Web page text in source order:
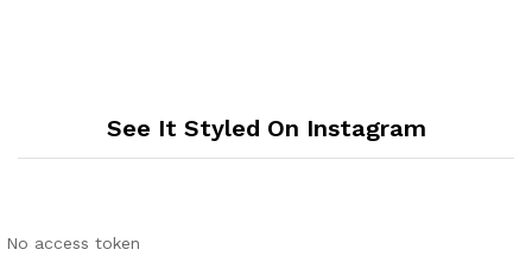
See It Styled On Instagram
No access token